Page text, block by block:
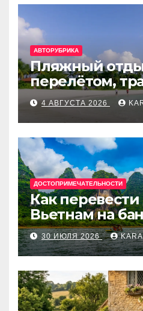
АВТОРУБРИКА
Пляжный
перелётом,
отелем на
Турции,
и Европе
4 АВГУСТА 2026
ДОСТОПРИМЕЧАТЕЛЬНОСТИ
Как
Вьетнам на
счёт:
Techcombank
банки
30 ИЮЛЯ 2026